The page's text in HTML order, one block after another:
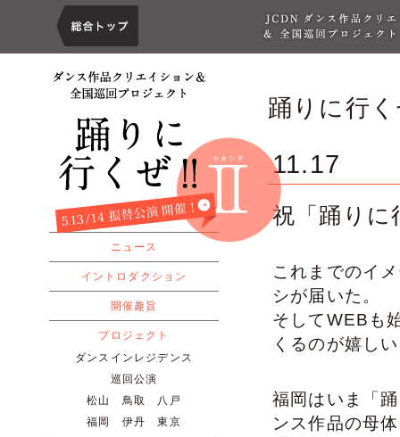
ニュース
イントロダクション
開催趣旨
プロジェクト
ダンスインレジデンス
巡回公演
松山
鳥取
八戸
福岡
伊丹 東京
踊りに行
11.17
祝「踊り
これまでのイ
シが届いた。
そしてWEBも
くるのが嬉し
福岡はいま「
ンス作品の母